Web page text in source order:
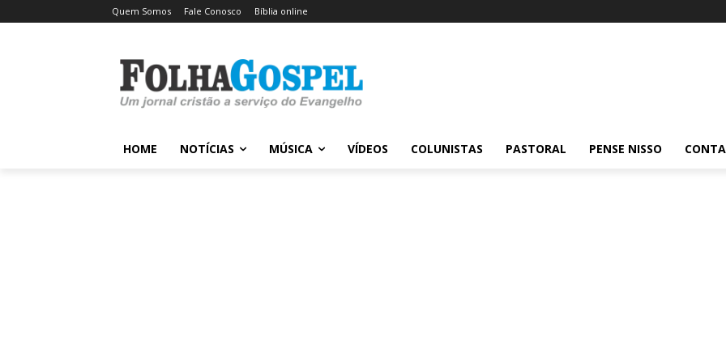
Quem Somos Fale Conosco Bíblia online
HOME NOTÍCIAS MÚSICA VÍDEOS COLUNISTAS PASTORAL PENSE NISSO